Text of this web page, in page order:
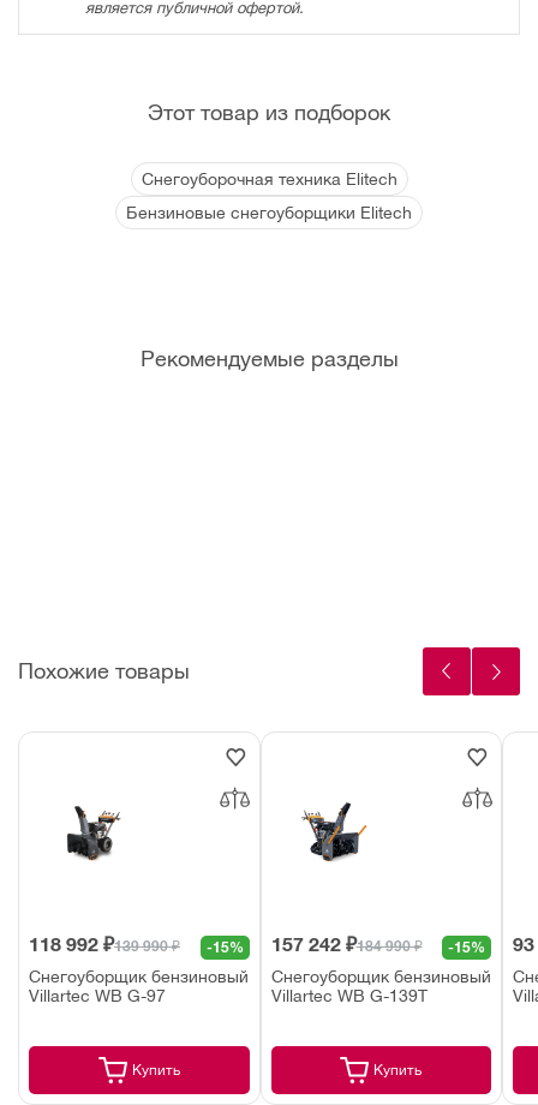
является публичной офертой.
Этот товар из подборок
Снегоуборочная техника Elitech
Бензиновые снегоуборщики Elitech
Рекомендуемые разделы
Похожие товары
118 992 ₽139 990 ₽ -15%
Снегоуборщик бензиновый
Villartec WB G-97
Купить
157 242 ₽184 990 ₽ -15%
Снегоуборщик бензиновый
Villartec WB G-139T
Купить
93